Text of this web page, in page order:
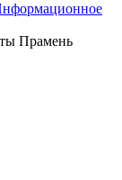
Прамень